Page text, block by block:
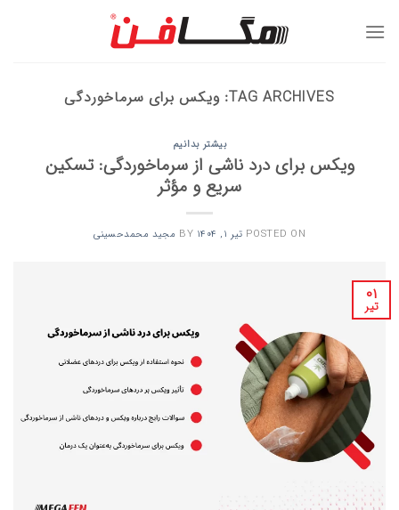
TAG ARCHIVES: ویکس برای سرماخوردگی
بیشتر بدانیم
ویکس برای درد ناشی از سرماخوردگی: تسکین
سریع و مؤثر
POSTED ON تیر 1, 1404 مجید محمدحسینی
۰۱
تیر